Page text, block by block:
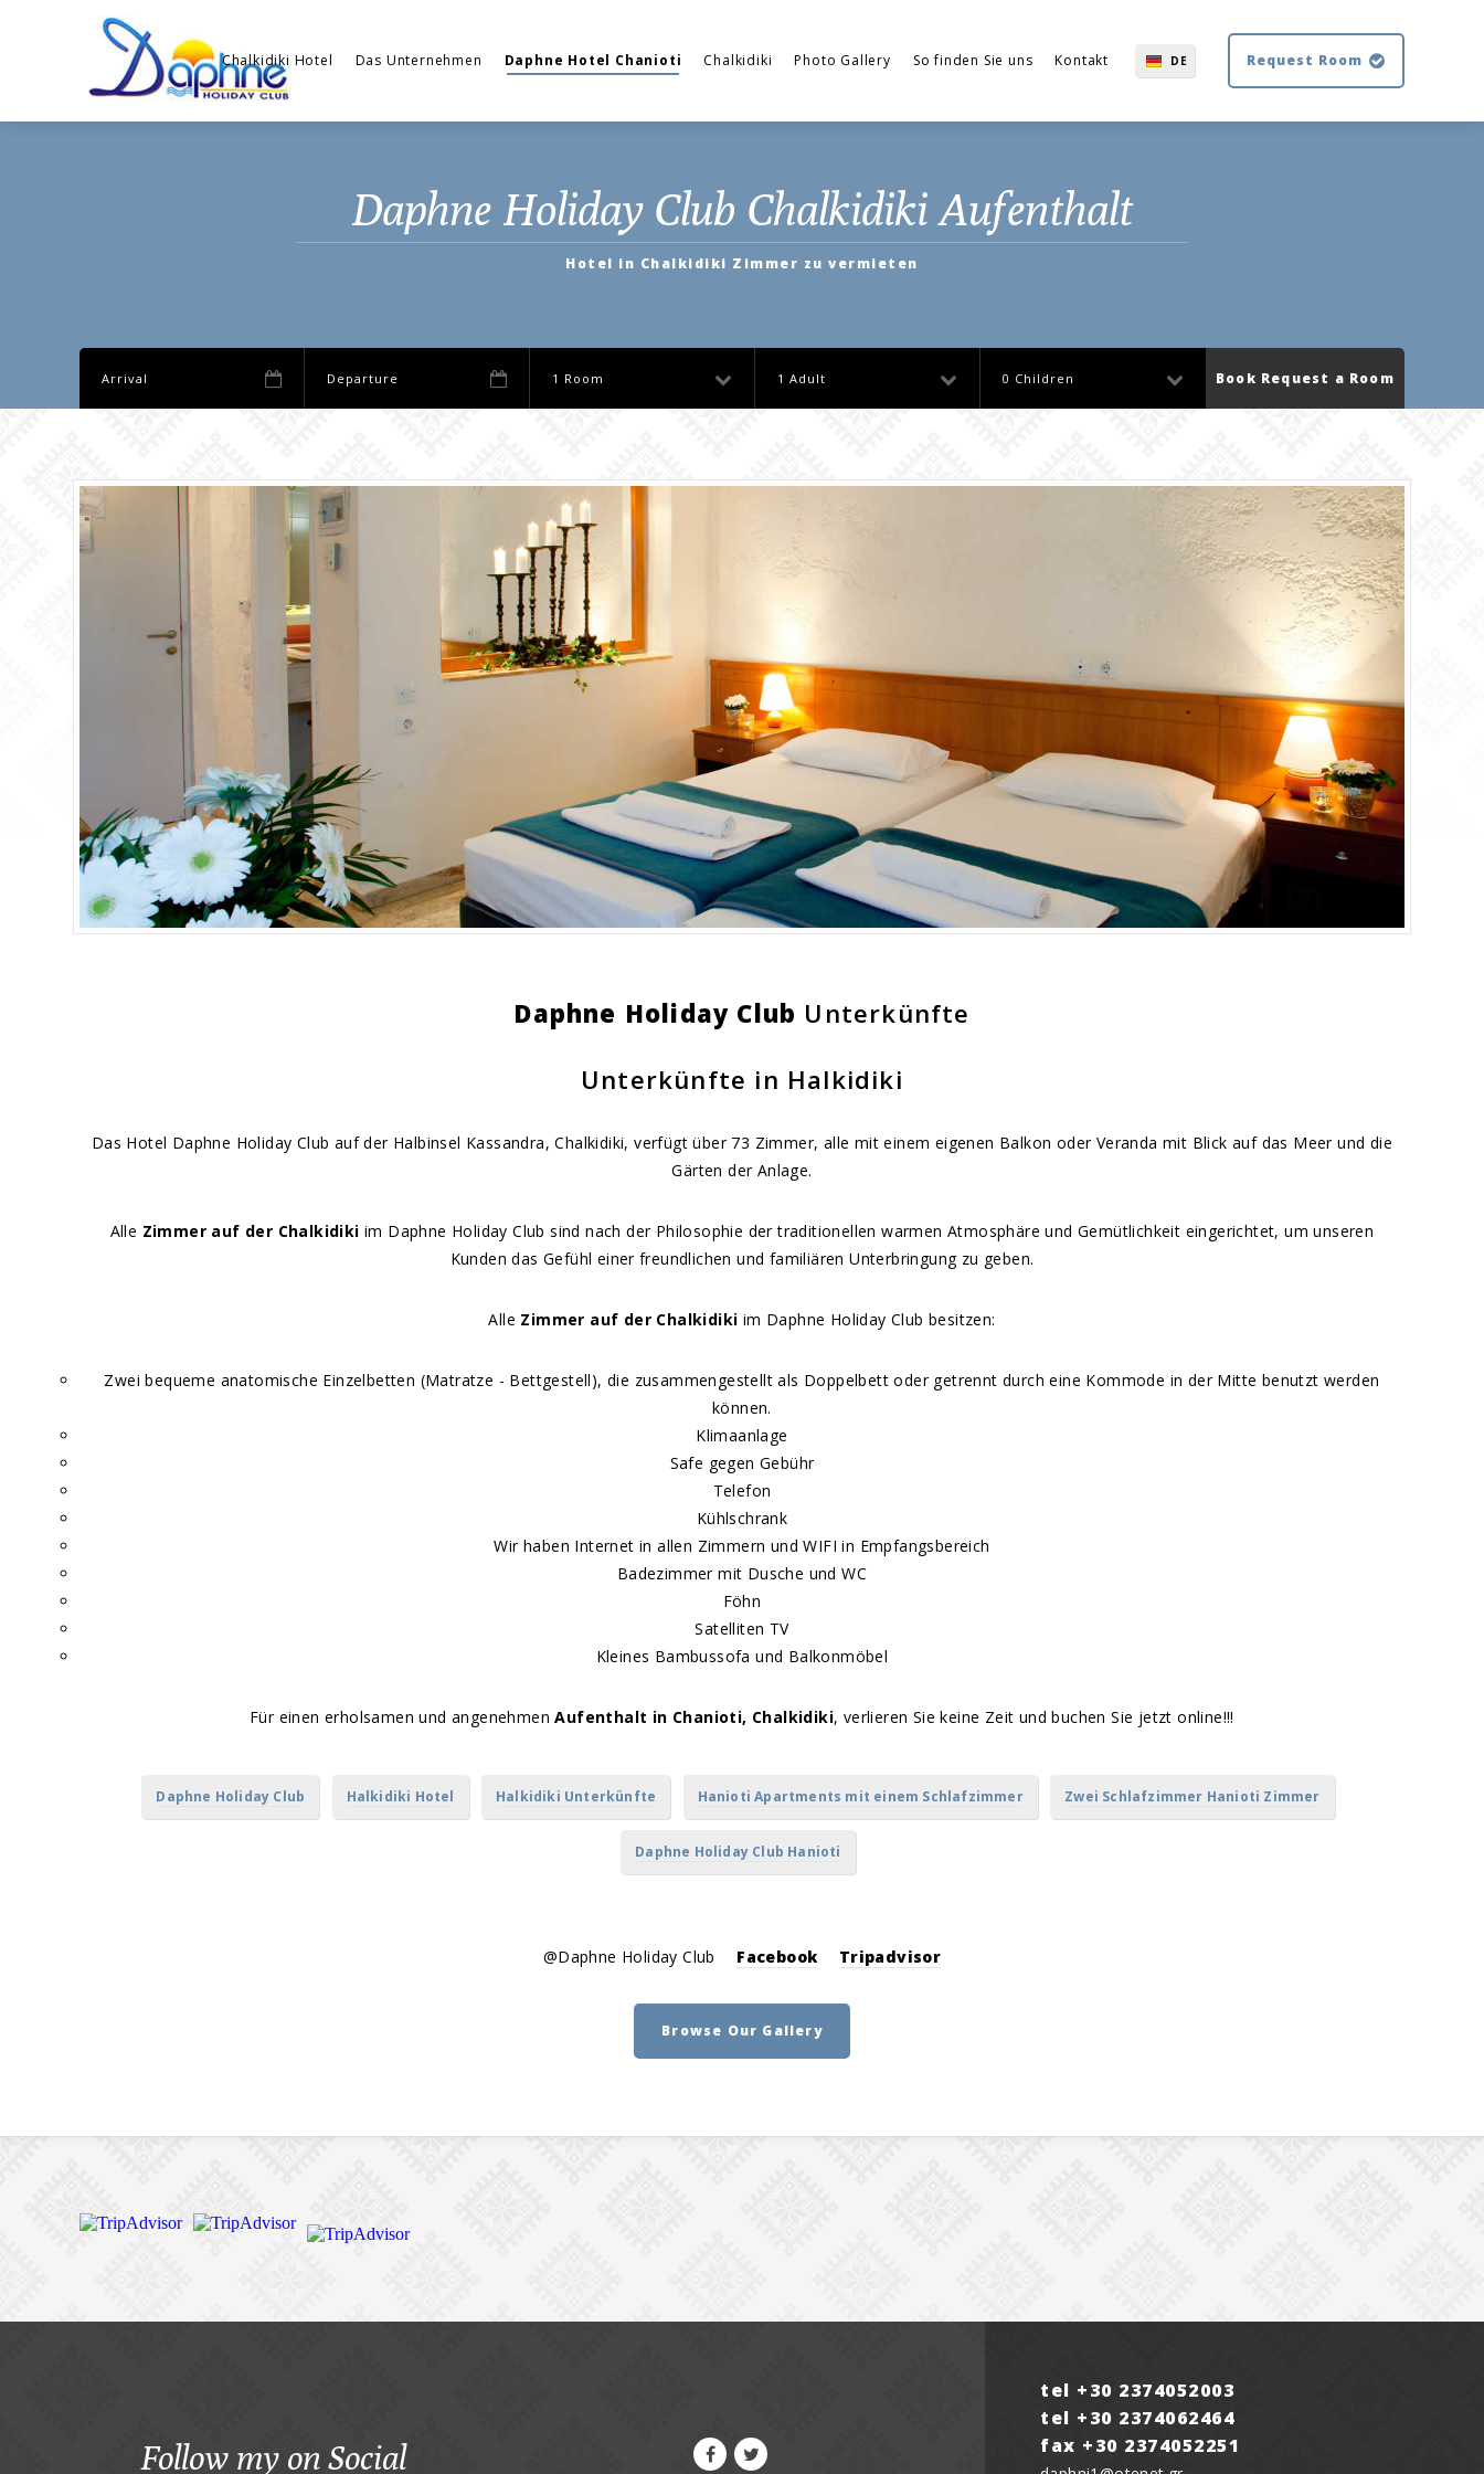
Chalkidiki Hotel Das Unternehmen Daphne Hotel Chanioti Chalkidiki Photo Gallery So finden Sie uns Kontakt DE Request Room
Daphne Holiday Club Chalkidiki Aufenthalt
Hotel in Chalkidiki Zimmer zu vermieten
1 Room 1 Adult 0 Children Book Request a Room
Daphne Holiday Club Unterkünfte
Unterkünfte in Halkidiki
Das Hotel Daphne Holiday Club auf der Halbinsel Kassandra, Chalkidiki, verfügt über 73 Zimmer, alle mit einem eigenen Balkon oder Veranda mit Blick auf das Meer und die
Gärten der Anlage.
Alle Zimmer auf der Chalkidiki im Daphne Holiday Club sind nach der Philosophie der traditionellen warmen Atmosphäre und Gemütlichkeit eingerichtet, um unseren
Kunden das Gefühl einer freundlichen und familiären Unterbringung zu geben.
Alle Zimmer auf der Chalkidiki im Daphne Holiday Club besitzen:
Zwei bequeme anatomische Einzelbetten (Matratze - Bettgestell), die zusammengestellt als Doppelbett oder getrennt durch eine Kommode in der Mitte benutzt werden
können.
Klimaanlage
Safe gegen Gebühr
Telefon
Kühlschrank
Wir haben Internet in allen Zimmern und WIFI in Empfangsbereich
Badezimmer mit Dusche und WC
Föhn
Satelliten TV
Kleines Bambussofa und Balkonmöbel
Für einen erholsamen und angenehmenAufenthalt in Chanioti, Chalkidiki, verlieren Sie keine Zeit und buchen Sie jetzt online!!!
Daphne Holiday Club Halkidiki Hotel Halkidiki Unterkünfte Hanioti Apartments mit einem Schlafzimmer Zwei Schlafzimmer Hanioti Zimmer
Daphne Holiday Club Hanioti
@Daphne Holiday Club Facebook Tripadvisor
Browse Our Gallery
Follow my on Social
tel +30 2374052003
tel +30 2374062464
fax +30 2374052251